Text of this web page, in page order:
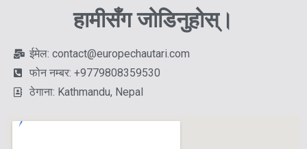
हामीसँग जोडिनुहोस्।
ईमेल: contact@europechautari.com
फोन नम्बर: +9779808359530
ठेगाना: Kathmandu, Nepal